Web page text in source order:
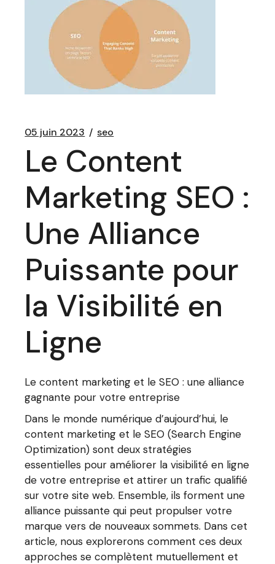
05 juin 2023 seo
Le Content
Marketing SEO :
Une Alliance
Puissante pour
la Visibilité en
Ligne
Le content marketing et le SEO : une alliance
gagnante pour votre entreprise
Dans le monde numérique d’aujourd’hui, le
content marketing et le SEO (Search Engine
Optimization) sont deux stratégies
essentielles pour améliorer la visibilité en ligne
de votre entreprise et attirer un trafic qualifié
sur votre site web. Ensemble, ils forment une
alliance puissante qui peut propulser votre
marque vers de nouveaux sommets. Dans cet
article, nous explorerons comment ces deux
approches se complètent mutuellement et